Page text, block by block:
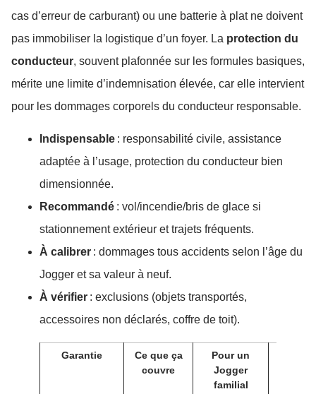
cas d’erreur de carburant) ou une batterie à plat ne doivent
pas immobiliser la logistique d’un foyer. La protection du
conducteur, souvent plafonnée sur les formules basiques,
mérite une limite d’indemnisation élevée, car elle intervient
pour les dommages corporels du conducteur responsable.
Indispensable : responsabilité civile, assistance
adaptée à l’usage, protection du conducteur bien
dimensionnée.
Recommandé : vol/incendie/bris de glace si
stationnement extérieur et trajets fréquents.
À calibrer : dommages tous accidents selon l’âge du
Jogger et sa valeur à neuf.
À vérifier : exclusions (objets transportés,
accessoires non déclarés, coffre de toit).
Garantie
Ce que ça
couvre
Pour un
Jogger
familial